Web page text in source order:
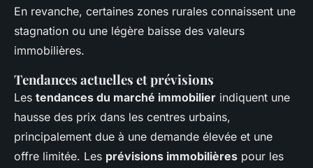
En revanche, certaines zones rurales connaissent une
stagnation ou une légère baisse des valeurs
immobilières.
Tendances actuelles et prévisions
Les tendances du marché immobilier indiquent une
hausse des prix dans les centres urbains,
principalement due à une demande élevée et une
offre limitée. Les prévisions immobilières pour les